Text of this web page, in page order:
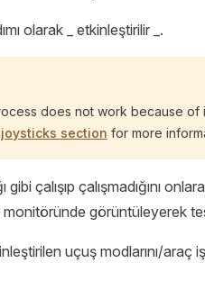
olarak _ etkinleştirilir _.
does not work because of
section for more
çalışıp çalışmadığını
görüntüleyerek
uçuş modlarını/araç